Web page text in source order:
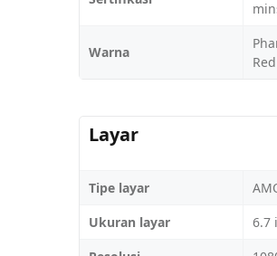
Warna
Red
Layar
Tipe layar
Ukuran layar
6.7